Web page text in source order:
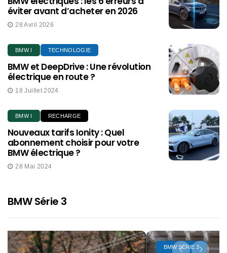
éviter avant d’acheter en 2026
28 Avril 2026
BMW I TECHNOLOGIE
BMW et DeepDrive : Une révolution
électrique en route ?
18 Juillet 2024
BMW I RECHARGE
Nouveaux tarifs Ionity : Quel
abonnement choisir pour votre
BMW électrique ?
28 Mai 2024
BMW Série 3
BMW SÉRIE 3